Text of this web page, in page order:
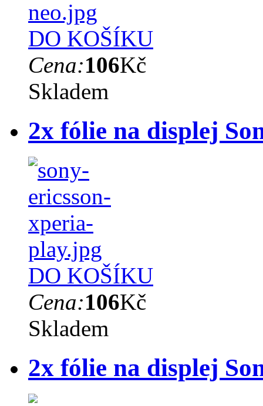
DO KOŠÍKU
Cena:106Kč
Skladem
2x fólie na displej
DO KOŠÍKU
Cena:106Kč
Skladem
2x fólie na displej